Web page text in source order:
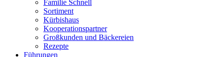
Familie Schnell
Sortiment
Kürbishaus
Kooperationspartner
Großkunden und Bäckereien
Rezepte
Führungen